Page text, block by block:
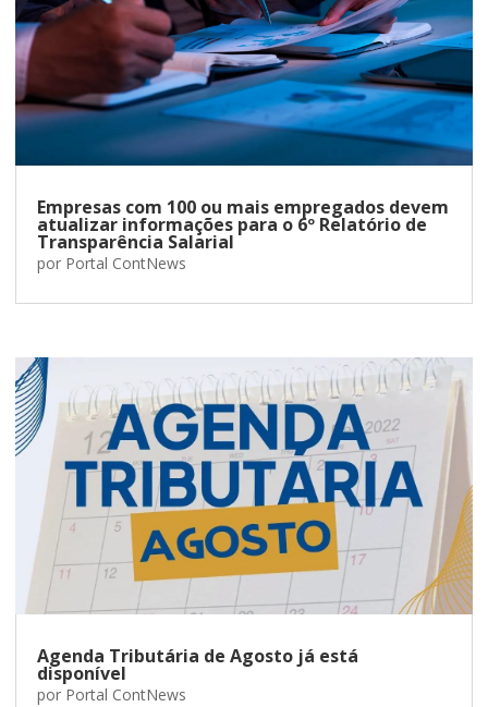
Empresas com 100 ou mais empregados devem
atualizar informações para o 6º Relatório de
Transparência Salarial
por Portal ContNews
Agenda Tributária de Agosto já está
disponível
por Portal ContNews